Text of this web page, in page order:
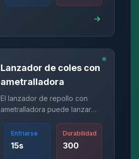
Lanzador de coles con
ametralladora
El lanzador de repollo con
ametralladora puede lanzar
al mismo tiempo.
Enfriarse
15s
Durabilidad
300